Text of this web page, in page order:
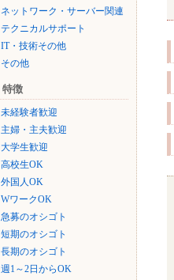
ネットワーク・サーバー関連
テクニカルサポート
IT・技術その他
その他
特徴
未経験者歓迎
主婦・主夫歓迎
大学生歓迎
高校生OK
外国人OK
WワークOK
急募のオシゴト
短期のオシゴト
長期のオシゴト
週1～2日からOK